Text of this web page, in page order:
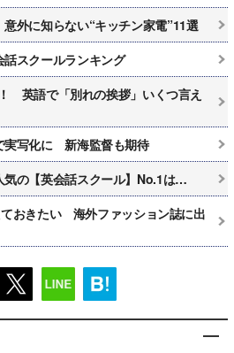
外に知らない“キッチン家電”11選
スクールランキング
英語で「別れの挨拶」いくつ言え
実写化に 新海監督も期待
の【英会話スクール】No.1は…
おきたい 海外ファッション誌に出